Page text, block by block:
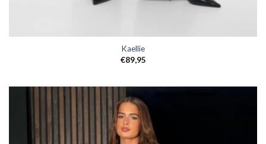
Kaellie
€89,95